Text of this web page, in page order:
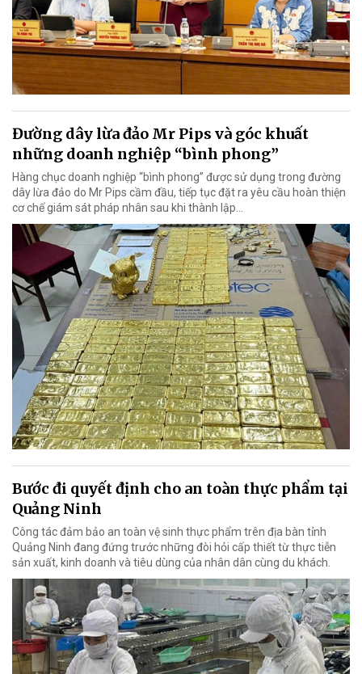
Đường dây lừa đảo Mr Pips và góc khuất
những doanh nghiệp “bình phong”
Hàng chục doanh nghiệp “bình phong” được sử dụng trong đường
dây lừa đảo do Mr Pips cầm đầu, tiếp tục đặt ra yêu cầu hoàn thiện
cơ chế giám sát pháp nhân sau khi thành lập…
Bước đi quyết định cho an toàn thực phẩm tại
Quảng Ninh
Công tác đảm bảo an toàn vệ sinh thực phẩm trên địa bàn tỉnh
Quảng Ninh đang đứng trước những đòi hỏi cấp thiết từ thực tiễn
sản xuất, kinh doanh và tiêu dùng của nhân dân cùng du khách.